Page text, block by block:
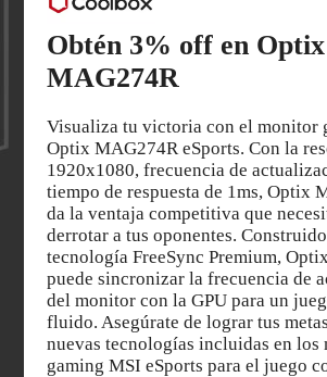
Obtén 3% off en Optix
MAG274R
Visualiza tu victoria con el monitor
Optix MAG274R eSports. Con la
1920x1080, frecuencia de
tiempo de respuesta de 1ms, Optix
da la ventaja competitiva que
derrotar a tus oponentes.
tecnología FreeSync Premium,
puede sincronizar la frecuencia de
del monitor con la GPU para un
fluido. Asegúrate de lograr tus
nuevas tecnologías incluidas en los
gaming MSI eSports para el juego